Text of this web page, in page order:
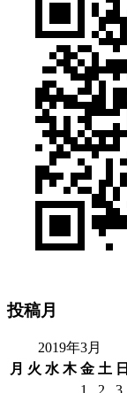
投稿月
2019年3月
月 火 水 木 金 土 日
1
2 3